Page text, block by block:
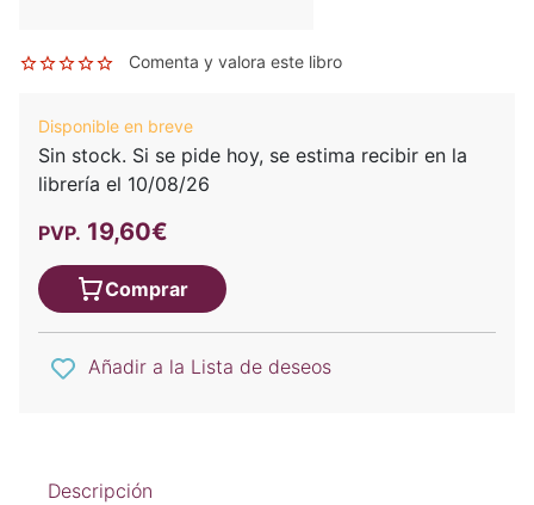
Comenta y valora este libro
Disponible en breve
Sin stock. Si se pide hoy, se estima recibir en la
librería el 10/08/26
PVP. 19,60€
Comprar
Añadir a la Lista de deseos
Descripción